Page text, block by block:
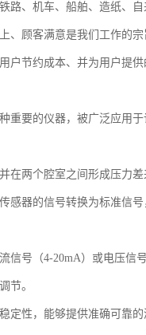
路、机车、船舶、造纸、
、顾客满意是我们工作的
节约成本、并为用户提供
要的仪器，被广泛应用于
在两个腔室之间形成压力
感器的信号转换为标准信
信号（4-20mA）或电压信
节。
定性，能够提供准确可靠